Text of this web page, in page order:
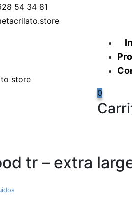
54 34 81
0
tr – extra